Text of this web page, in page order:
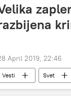
April 2019, 22:46
Vesti Svet